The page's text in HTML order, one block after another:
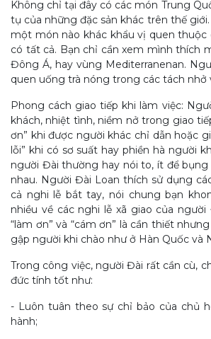
Không chỉ tại đây có các món Trung
tụ của những đặc sản khác trên thế
một món nào khác khẩu vị quen thuộc
có tất cả. Bạn chỉ cần xem mình thích
Đông Á, hay vùng Mediterranenan.
quen uống trà nóng trong các tách nhở
Phong cách giao tiếp khi làm việc:
khách, nhiệt tình, niềm nở trong giao
ơn” khi được người khác chỉ dẫn hoặc
lỗi” khi có sơ suất hay phiền hà người
người Đài thường hay nói to, ít để bụng
nhau. Người Đài Loan thích sử dụng
cả nghi lễ bắt tay, nói chung bạn
nhiều về các nghi lễ xã giao của
“làm ơn” và “cám ơn” là cần thiết
gập người khi chào như ở Hàn Quốc và
Trong công việc, người Đài rất cần cù,
đức tính tốt như:
- Luôn tuân theo sự chỉ bảo của chủ
hành;